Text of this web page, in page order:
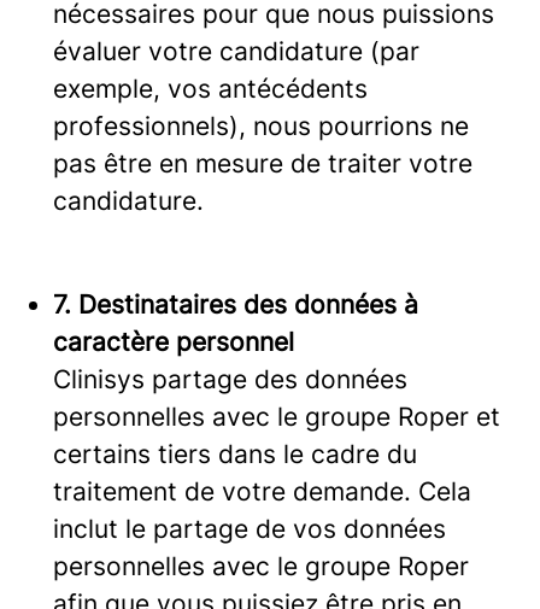
nécessaires pour que nous puissions
évaluer votre candidature (par
exemple, vos antécédents
professionnels), nous pourrions ne
pas être en mesure de traiter votre
candidature.
7. Destinataires des données à
caractère personnel
Clinisys partage des données
personnelles avec le groupe Roper et
certains tiers dans le cadre du
traitement de votre demande. Cela
inclut le partage de vos données
personnelles avec le groupe Roper